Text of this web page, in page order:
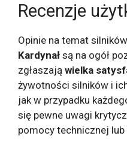
Recenzje
Opinie na temat
Kardynał są na ogół
zgłaszają wielka
żywotności silników i
jak w przypadku
się pewne uwagi
pomocy technicznej